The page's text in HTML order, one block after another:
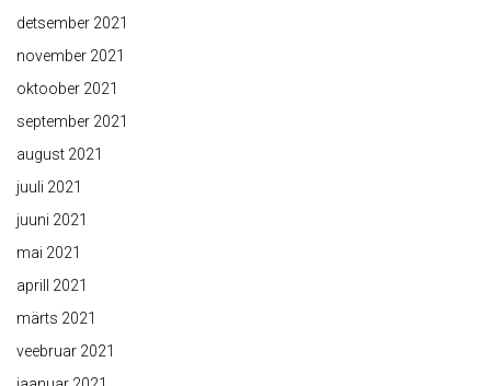
detsember 2021
november 2021
oktoober 2021
september 2021
august 2021
juuli 2021
juuni 2021
mai 2021
aprill 2021
märts 2021
veebruar 2021